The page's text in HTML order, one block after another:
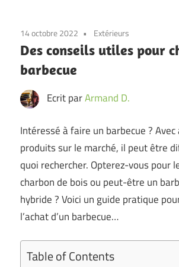
14 octobre 2022 Extérieurs
Des conseils utiles pour
barbecue
Ecrit parArmand D.
Intéressé à faire un barbecue ?
produits sur le marché, il peut être
quoi rechercher. Opterez-vous pour
charbon de bois ou peut-être un
hybride ? Voici un guide pratique
l’achat d’un barbecue…
Table of Contents